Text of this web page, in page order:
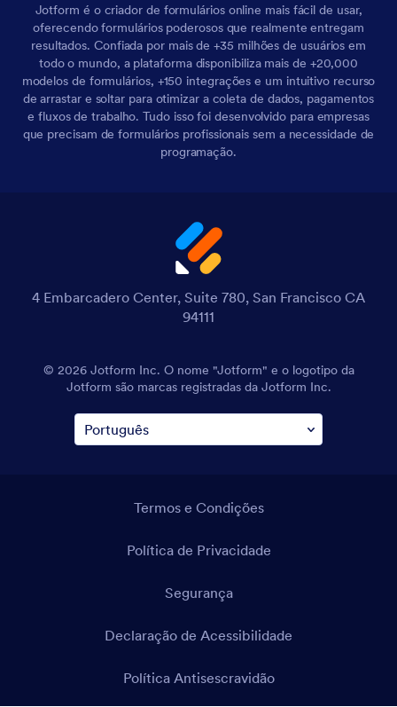
Jotform é o criador de formulários online mais fácil de usar,
oferecendo formulários poderosos que realmente entregam
resultados. Confiada por mais de +35 milhões de usuários em
todo o mundo, a plataforma disponibiliza mais de +20,000
modelos de formulários, +150 integrações e um intuitivo recurso
de arrastar e soltar para otimizar a coleta de dados, pagamentos
e fluxos de trabalho. Tudo isso foi desenvolvido para empresas
que precisam de formulários profissionais sem a necessidade de
programação.
4 Embarcadero Center, Suite 780, San Francisco CA
94111
© 2026 Jotform Inc. O nome "Jotform" e o logotipo da
Jotform são marcas registradas da Jotform Inc.
Termos e Condições
Política de Privacidade
Segurança
Declaração de Acessibilidade
Política Antisescravidão